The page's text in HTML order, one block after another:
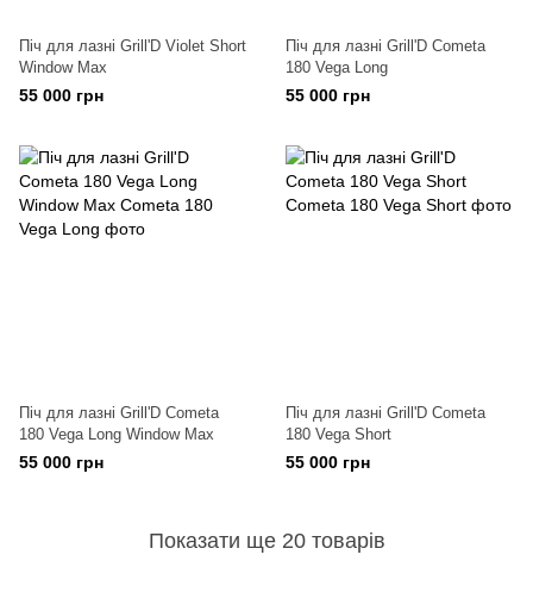
Піч для лазні Grill'D Violet Short
Window Max
55 000 грн
Піч для лазні Grill'D Cometa
180 Vega Long
55 000 грн
Піч для лазні Grill'D Cometa
180 Vega Long Window Max
55 000 грн
Піч для лазні Grill'D Cometa
180 Vega Short
55 000 грн
Показати ще 20 товарів